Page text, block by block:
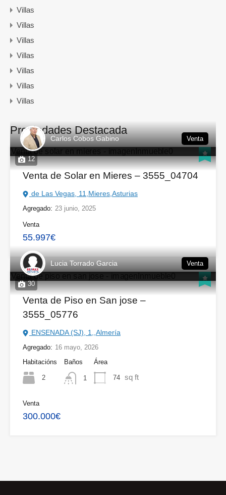
Villas
Villas
Villas
Villas
Villas
Villas
Villas
Propiedades Destacada
12
Carlos Cobos Gabino Venta
Venta de Solar en Mieres – 3555_04704
de Las Vegas, 11,Mieres,Asturias
Agregado: 23 junio, 2025
Venta
55.997€
30
Lucia Torrado Garcia Venta
Venta de Piso en San jose –
3555_05776
ENSENADA (SJ), 1,,Almería
Agregado: 16 mayo, 2026
Habitacións
2
Baños
1
Área
74 sq ft
Venta
300.000€